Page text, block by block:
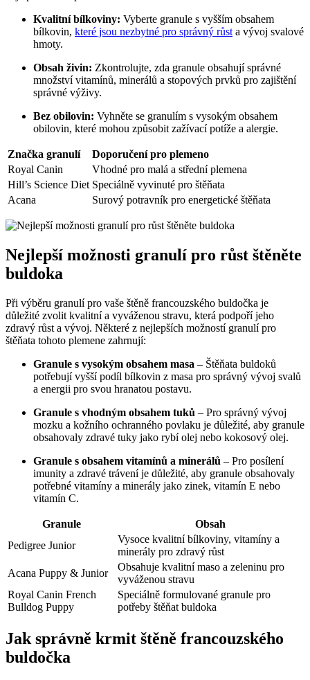
Kvalitní bílkoviny: Vyberte granule s vyšším obsahem
bílkovin, které jsou nezbytné pro správný růsta vývoj svalové
hmoty.
Obsah živin: Zkontrolujte, zda granule obsahují správné
množství vitamínů, minerálů a stopových prvků pro zajištění
správné výživy.
Bez obilovin: Vyhněte se granulím s vysokým obsahem
obilovin, které mohou způsobit zažívací potíže a alergie.
Značka granulí
Doporučení pro plemeno
Royal Canin
Vhodné pro malá a střední plemena
Hill’s Science Diet Speciálně vyvinuté pro štěňata
Acana
Surový potravník pro energetické štěňata
Nejlepší možnosti granulí pro růst štěněte
buldoka
Při výběru granulí pro vaše štěně francouzského buldočka je
důležité zvolit kvalitní a vyváženou stravu, která podpoří jeho
zdravý růst a vývoj. Některé z nejlepších možností granulí pro
štěňata tohoto plemene zahrnují:
Granule s vysokým obsahem masa – Štěňata buldoků
potřebují vyšší podíl bílkovin z masa pro správný vývoj svalů
a energii pro svou hranatou postavu.
Granule s vhodným obsahem tuků – Pro správný vývoj
mozku a kožního ochranného povlaku je důležité, aby granule
obsahovaly zdravé tuky jako rybí olej nebo kokosový olej.
Granule s obsahem vitamínů a minerálů – Pro posílení
imunity a zdravé trávení je důležité, aby granule obsahovaly
potřebné vitamíny a minerály jako zinek, vitamín E nebo
vitamín C.
Granule
Obsah
Pedigree Junior
Vysoce kvalitní bílkoviny, vitamíny a
minerály pro zdravý růst
Acana Puppy & Junior
Obsahuje kvalitní maso a zeleninu pro
vyváženou stravu
Royal Canin French
Bulldog Puppy
Speciálně formulované granule pro
potřeby štěňat buldoka
Jak správně krmit štěně francouzského
buldočka